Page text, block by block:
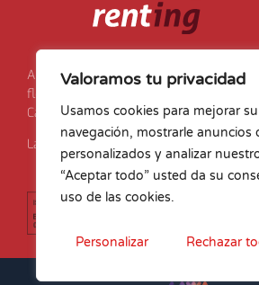
Valoramos tu privacidad
Usamos cookies para mejorar
navegación, mostrarle anuncios
personalizados y analizar
“Aceptar todo” usted da su
uso de las cookies.
Personalizar Rechazar
Alquiler de vehículos comerciales y
flexible para empresas y autónomos en
Canarias.
La opción más rentable para tu negocio.